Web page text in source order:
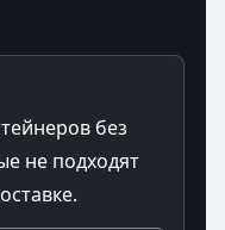
без
не подходят